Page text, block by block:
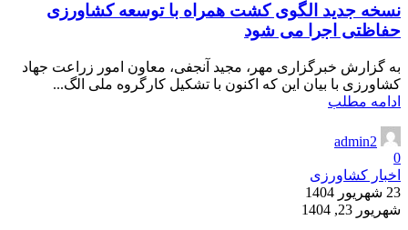
نسخه جدید الگوی کشت همراه با توسعه کشاورزی
حفاظتی اجرا می شود
به گزارش خبرگزاری مهر، مجید آنجفی، معاون امور زراعت جهاد
کشاورزی با بیان این که اکنون با تشکیل کارگروه ملی الگ...
ادامه مطلب
admin2
0
اخبار کشاورزی
23 شهریور 1404
شهریور 23, 1404